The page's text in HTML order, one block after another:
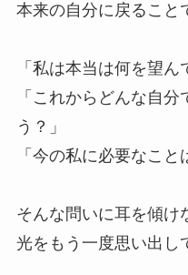
本来の自分に戻ること
「私は本当は何を望ん
「これからどんな自
う？」
「今の私に必要なこと
そんな問いに耳を傾け
光をもう一度思い出し